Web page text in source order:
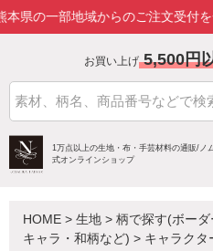
部地域からのご注文受付を一時停
お買い上げ 5,500円
1万点以上の生地・布・手芸材料の通販/ ノ
式オンラインショップ
HOME > 生地 > 柄で探す(ボーダ
キャラ・和柄など) > キャラクタ